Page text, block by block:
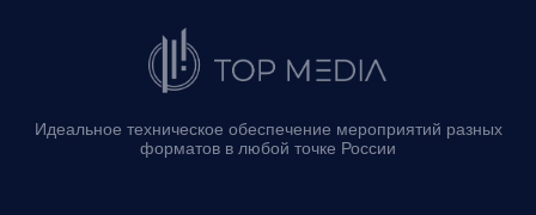
Идеальное техническое обеспечение мероприятий разных
форматов в любой точке России